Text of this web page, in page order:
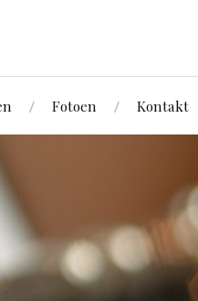
Fotoen Kontakt